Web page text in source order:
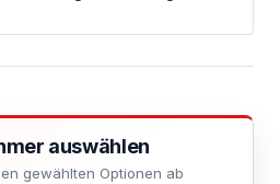
auswählen
gewählten Optionen ab